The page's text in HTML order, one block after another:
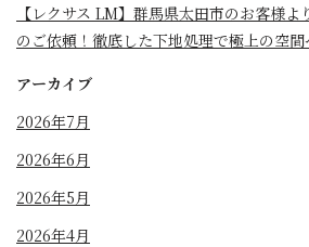
【レクサス LM】群馬県太田市のお客様
のご依頼！徹底した下地処理で極上の空間
アーカイブ
2026年7月
2026年6月
2026年5月
2026年4月